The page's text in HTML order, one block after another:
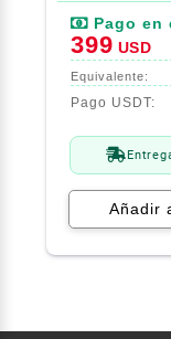
era:
550$.
399 USD
es:
399$.
Añadir